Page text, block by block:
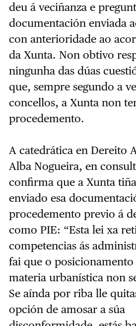
deu á veciñanza e
documentación enviada
con anterioridade ao
da Xunta. Non obtivo
ningunha das dúas
que, sempre segundo a
concellos, a Xunta non
procedemento.
A catedrática en Dereito
Alba Nogueira, en
confirma que a Xunta
enviado esa
procedemento previo á
como PIE: “Esta lei xa
competencias ás
fai que o
materia urbanística non
Se aínda por riba lle
opción de amosar a súa